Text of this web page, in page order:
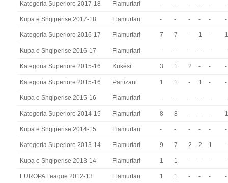
Kategoria Superiore 2017-18 Flamurtari - - - - - -
Kupa e Shqiperise 2017-18 Flamurtari - - - - - -
Kategoria Superiore 2016-17 Flamurtari 7 7 - 1 - 1
Kupa e Shqiperise 2016-17 Flamurtari - - - - - -
Kategoria Superiore 2015-16 Kukësi 3 1 2 - - -
Kategoria Superiore 2015-16 Partizani 1 1 - 1 - -
Kupa e Shqiperise 2015-16 Flamurtari - - - - - -
Kategoria Superiore 2014-15 Flamurtari 8 8 - - - 1
Kupa e Shqiperise 2014-15 Flamurtari - - - - - -
Kategoria Superiore 2013-14 Flamurtari 9 7 2 2 1 -
Kupa e Shqiperise 2013-14 Flamurtari 1 1 - - - -
EUROPA League 2012-13 Flamurtari 1 1 - - - -